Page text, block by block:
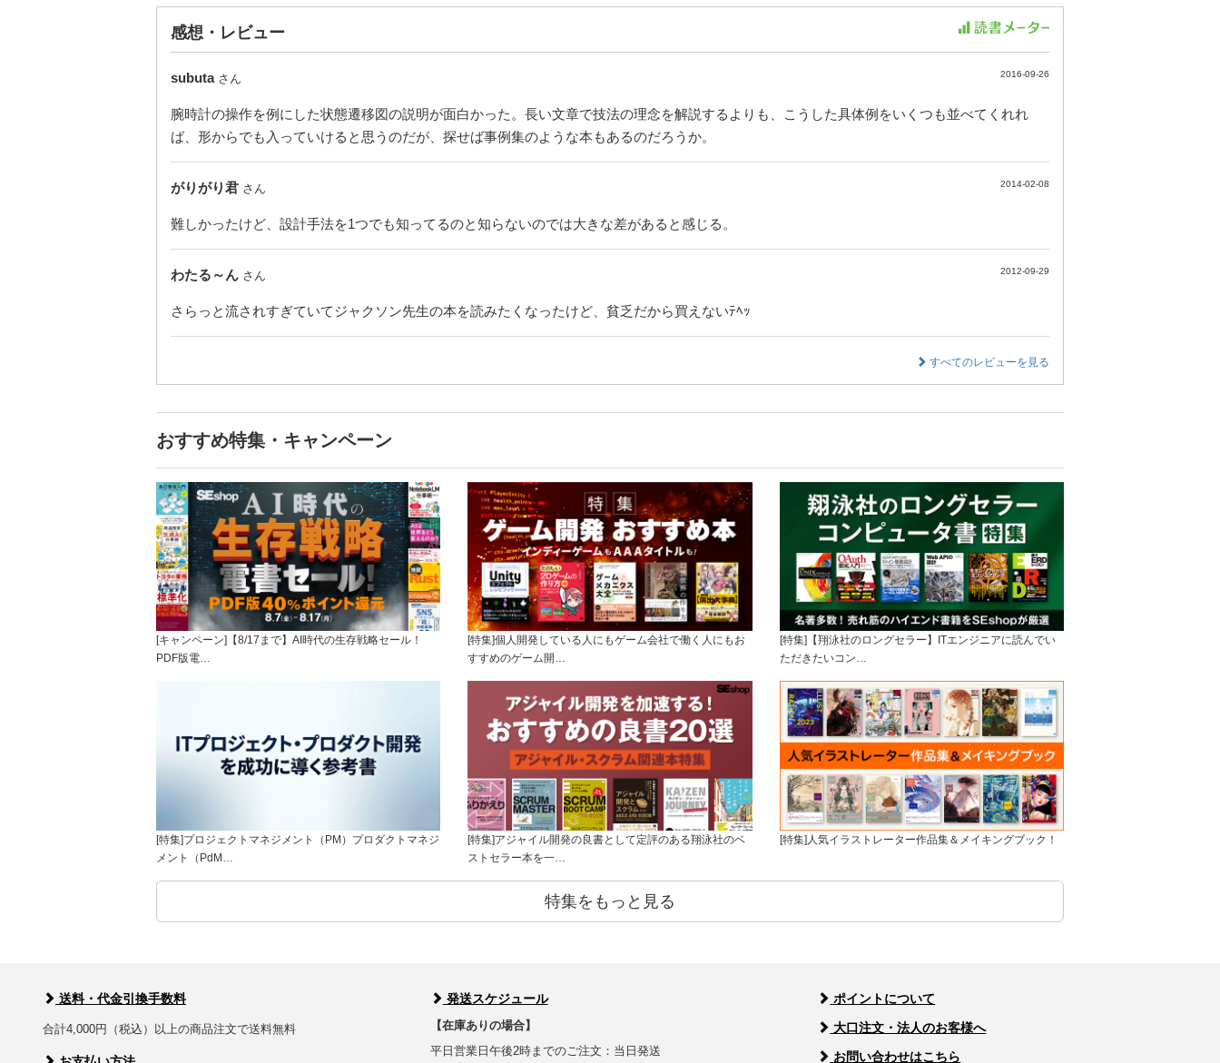
感想・レビュー
subuta さん 2016-09-26
腕時計の操作を例にした状態遷移図の説明が面白かった。長い文章で技法の理念を解説するよりも、こうした具体例をいくつも並べてくれれ
ば、形からでも入っていけると思うのだが、探せば事例集のような本もあるのだろうか。
がりがり君 さん 2014-02-08
難しかったけど、設計手法を1つでも知ってるのと知らないのでは大きな差があると感じる。
わたる～ん さん 2012-09-29
さらっと流されすぎていてジャクソン先生の本を読みたくなったけど、貧乏だから買えないﾃﾍｯ
すべてのレビューを見る
おすすめ特集・キャンペーン
[キャンペーン]【8/17まで】AI時代の生存戦略セール！
PDF版電…
[特集]個人開発している人にもゲーム会社で働く人にもお
すすめのゲーム開…
[特集]【翔泳社のロングセラー】ITエンジニアに読んでい
ただきたいコン…
[特集]プロジェクトマネジメント（PM）プロダクトマネジ
メント（PdM…
[特集]アジャイル開発の良書として定評のある翔泳社のベ
ストセラー本を一…
[特集]人気イラストレーター作品集＆メイキングブック！
特集をもっと見る
送料・代金引換手数料
合計4,000円（税込）以上の商品注文で送料無料
発送スケジュール
【在庫ありの場合】
平日営業日午後2時までのご注文：当日発送
ポイントについて
大口注文・法人のお客様へ
お問い合わせはこちら